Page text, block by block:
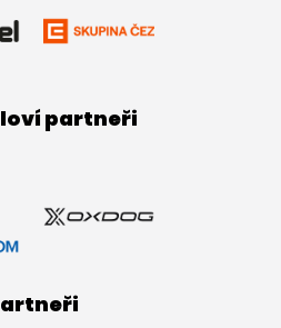
partneři